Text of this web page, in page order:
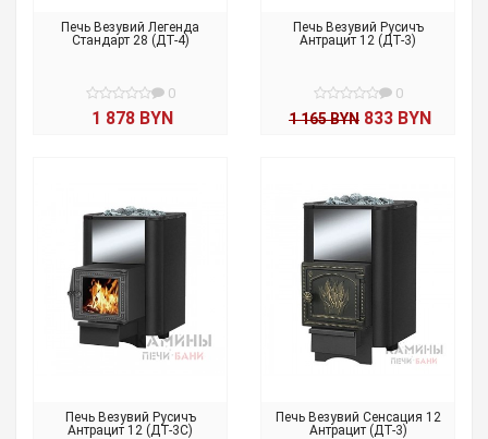
Печь Везувий Легенда
Стандарт 28 (ДТ-4)
0
1 878 BYN
Печь Везувий Русичъ
Антрацит 12 (ДТ-3)
0
1 165 BYN 833 BYN
Печь Везувий Русичъ
Антрацит 12 (ДТ-3C)
Печь Везувий Сенсация 12
Антрацит (ДТ-3)